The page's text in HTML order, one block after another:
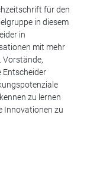
für den
in diesem
in
mit mehr
Vorstände,
Entscheider
zu lernen
Innovationen zu